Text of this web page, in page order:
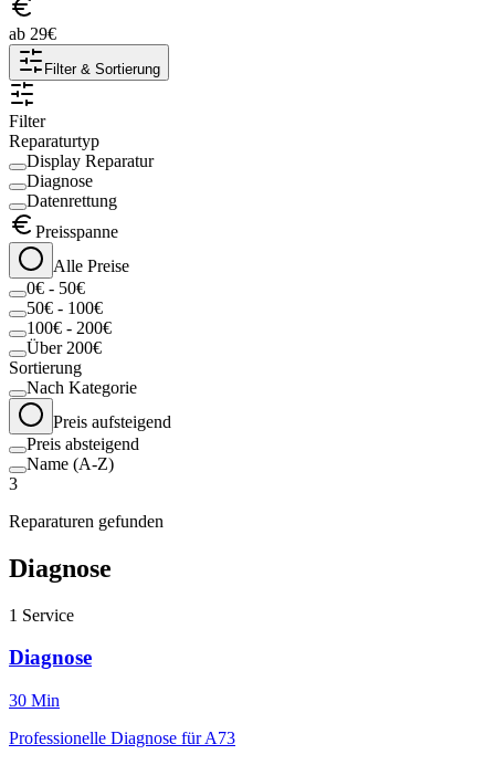
ab 29€
Filter & Sortierung
Filter
Reparaturtyp
Display Reparatur
Diagnose
Datenrettung
Preisspanne
Alle Preise
0€ - 50€
50€ - 100€
100€ - 200€
Über 200€
Sortierung
Nach Kategorie
Preis aufsteigend
Preis absteigend
Name (A-Z)
3
Reparaturen gefunden
Diagnose
1 Service
Diagnose
30 Min
Professionelle Diagnose für A73